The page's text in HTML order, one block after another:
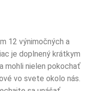
12 výnimočných a
je doplnený krátkym
mohli nielen pokochať
vo svete okolo nás.